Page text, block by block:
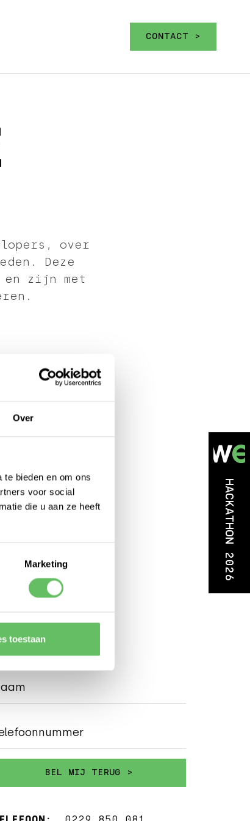
Over
bieden en om ons
voor social
die u aan ze heeft
Marketing
toestaan
HACKATHON 2026
CONTACT >
over
Deze
en zijn met
Maar de